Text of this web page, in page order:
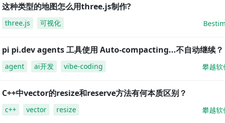
这种类型的地图怎么用three.js制作?
three.js 可视化
pi pi.dev agents 工具使用 Auto-compacting...不自动继续？
agent ai开发 vibe-coding 攀越软
C++中vector的resize和reserve方法有何本质区别？
c++ vector resize 攀越软